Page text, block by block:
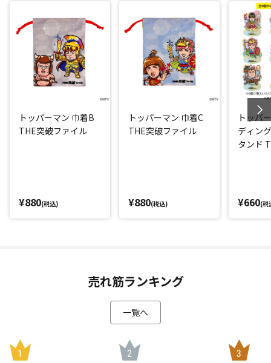
トッパーマン 巾着B
THE突破ファイル
¥880(税込)
トッパーマン 巾着C
THE突破ファイル
¥880(税込)
トッパ
ディン
タンド
¥660(税
売れ筋ランキング
一覧へ